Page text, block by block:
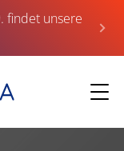
findet unsere